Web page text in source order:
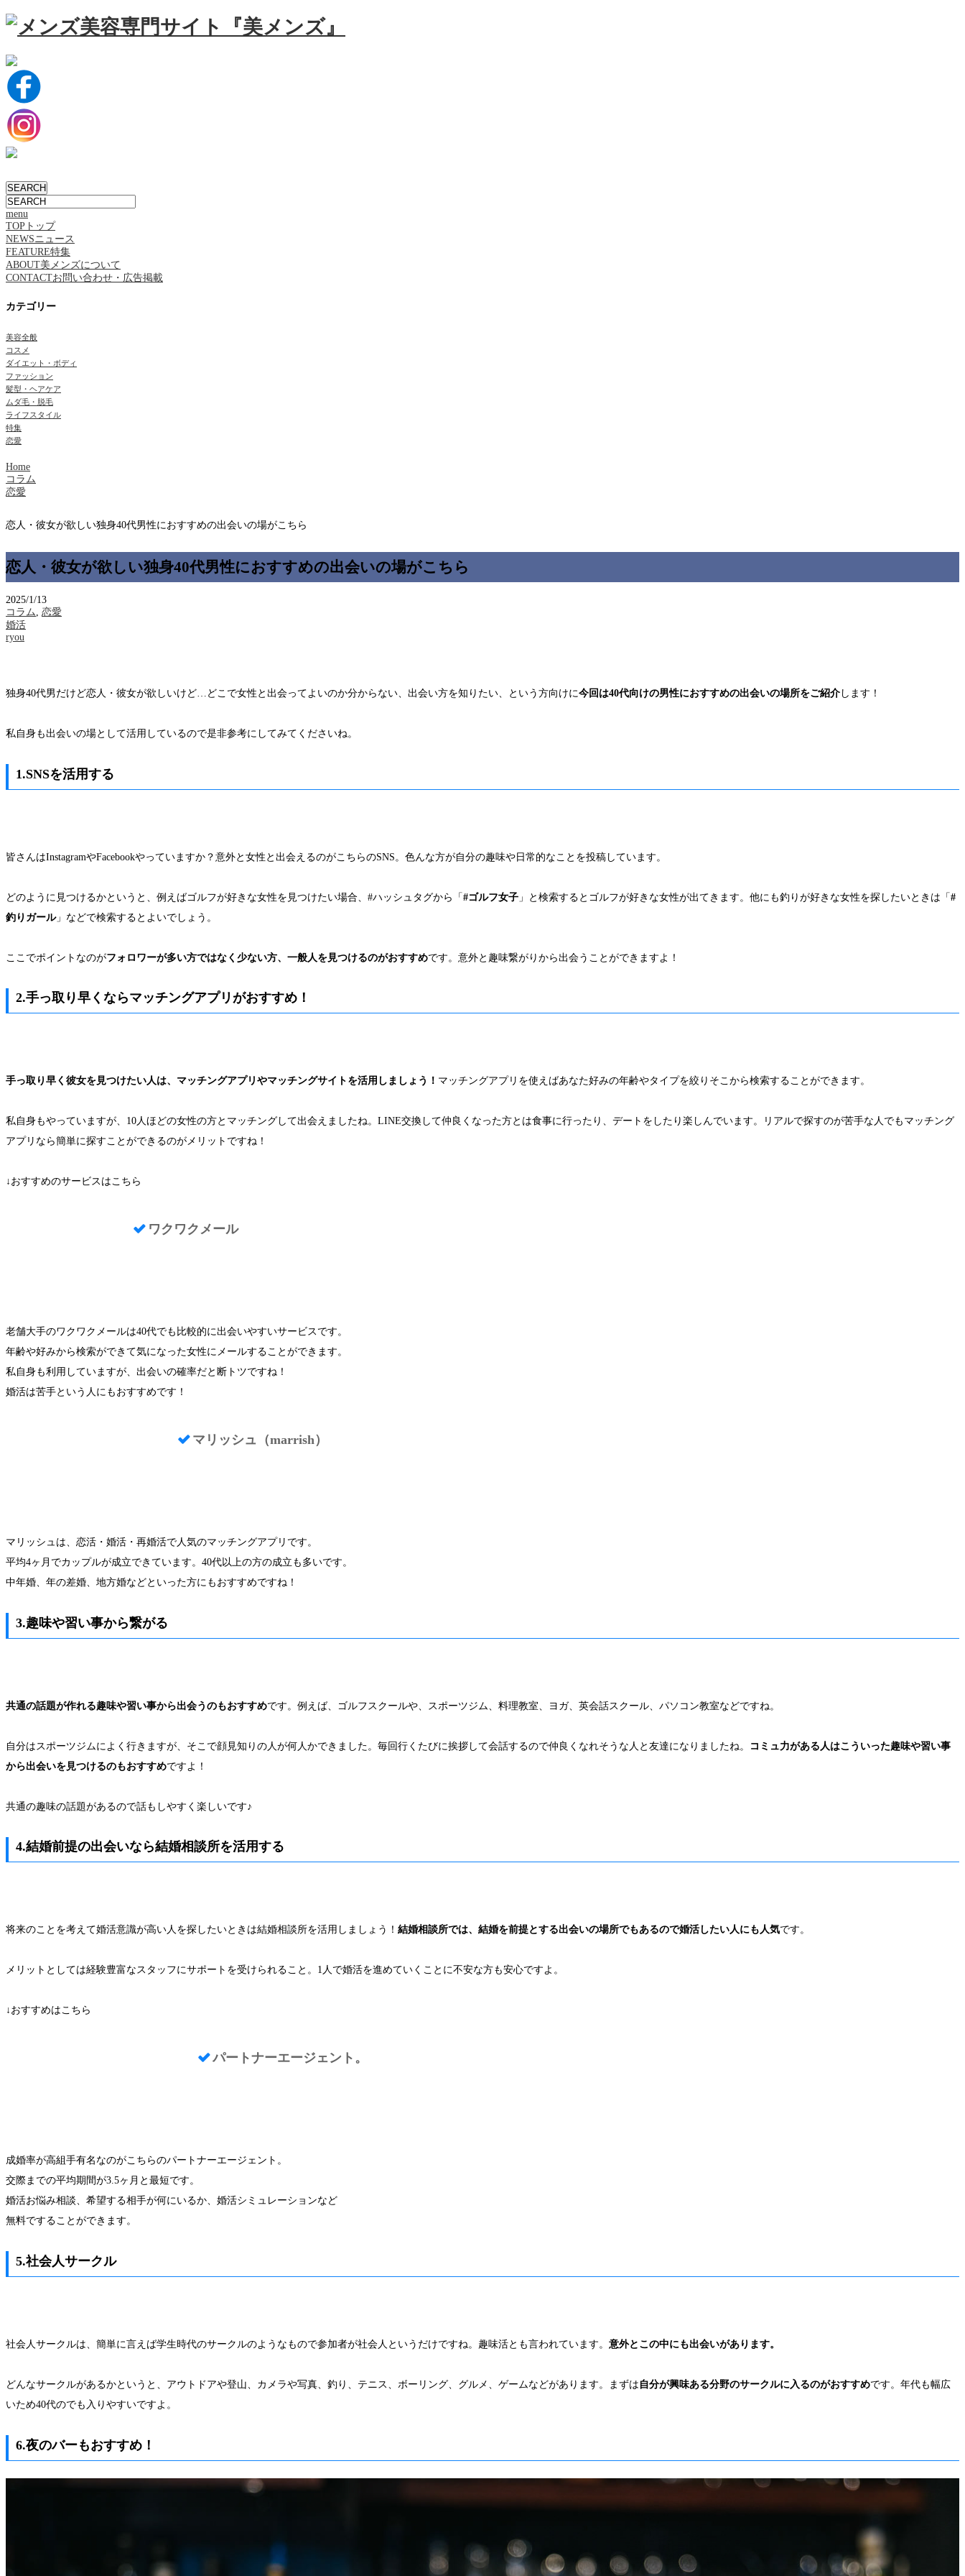
menu
TOP トップ
NEWSニュース
FEATURE特集
ABOUT美メンズについて
CONTACTお問い合わせ・広告掲載
カテゴリー
美容全般
コスメ
ダイエット・ボディ
ファッション
髪型・ヘアケア
ムダ毛・脱毛
ライフスタイル
特集
恋愛
Home
コラム
恋愛
恋人・彼女が欲しい独身40代男性におすすめの出会いの場がこちら
恋人・彼女が欲しい独身40代男性におすすめの出会いの場がこちら
2025/1/13
コラム
恋愛
婚活
ryou
独身40代男だけど恋人・彼女が欲しいけど…どこで女性と出会ってよいのか分からない、出会い方を知りたい、という方向けに今回は40代向けの男性におすすめの出会いの場所をご紹介 します！
私自身も出会いの場として活用しているので是非参考にしてみてくださいね。
1.SNSを活用する
皆さんはInstagramやFacebookやっていますか？意外と女性と出会えるのがこちらのSNS。色んな方が自分の趣味や日常的なことを投稿しています。
どのように見つけるかというと、例えばゴルフが好きな女性を見つけたい場合、#ハッシュタグから「#ゴルフ女子 」と検索するとゴルフが好きな女性が出てきます。他にも釣りが好きな女性を探したいときは「#
釣りガール」などで検索するとよいでしょう。
ここでポイントなのがフォロワーが多い方ではなく少ない方、一般人を見つけるのがおすすめです。意外と趣味繋がりから出会うことができますよ！
2.手っ取り早くならマッチングアプリがおすすめ！
手っ取り早く彼女を見つけたい人は、マッチングアプリやマッチングサイトを活用しましょう！ マッチングアプリを使えばあなた好みの年齢やタイプを絞りそこから検索することができます。
私自身もやっていますが、10人ほどの女性の方とマッチングして出会えましたね。LINE交換して仲良くなった方とは食事に行ったり、デートをしたり楽しんでいます。リアルで探すのが苦手な人でもマッチング
アプリなら簡単に探すことができるのがメリットですね！
↓おすすめのサービスはこちら
ワクワクメール
老舗大手のワクワクメールは40代でも比較的に出会いやすいサービスです。
年齢や好みから検索ができて気になった女性にメールすることができます。
私自身も利用していますが、出会いの確率だと断トツですね！
婚活は苦手という人にもおすすめです！
マリッシュ（marrish）
マリッシュは、恋活・婚活・再婚活で人気のマッチングアプリです。
平均4ヶ月でカップルが成立できています。40代以上の方の成立も多いです。
中年婚、年の差婚、地方婚などといった方にもおすすめですね！
3.趣味や習い事から繋がる
共通の話題が作れる趣味や習い事から出会うのもおすすめです。例えば、ゴルフスクールや、スポーツジム、料理教室、ヨガ、英会話スクール、パソコン教室などですね。
自分はスポーツジムによく行きますが、そこで顔見知りの人が何人かできました。毎回行くたびに挨拶して会話するので仲良くなれそうな人と友達になりましたね。
コミュ力がある人はこういった趣味や習い事
から出会いを見つけるのもおすすめですよ！
共通の趣味の話題があるので話もしやすく楽しいです♪
4.結婚前提の出会いなら結婚相談所を活用する
将来のことを考えて婚活意識が高い人を探したいときは結婚相談所を活用しましょう！ 結婚相談所では、結婚を前提とする出会いの場所でもあるので婚活したい人にも人気です。
メリットとしては経験豊富なスタッフにサポートを受けられること。1人で婚活を進めていくことに不安な方も安心ですよ。
↓おすすめはこちら
パートナーエージェント。
成婚率が高組手有名なのがこちらのパートナーエージェント。
交際までの平均期間が3.5ヶ月と最短です。
婚活お悩み相談、希望する相手が何にいるか、婚活シミュレーションなど
無料ですることができます。
5.社会人サークル
社会人サークルは、簡単に言えば学生時代のサークルのようなもので参加者が社会人というだけですね。趣味活とも言われています。 意外とこの中にも出会いがあります。
どんなサークルがあるかというと、アウトドアや登山、カメラや写真、釣り、テニス、ボーリング、グルメ、ゲームなどがあります。まずは 自分が興味ある分野のサークルに入るのがおすすめです。年代も幅広
いため40代のでも入りやすいですよ。
6.夜のバーもおすすめ！